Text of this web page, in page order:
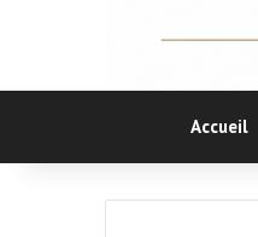
Accueil